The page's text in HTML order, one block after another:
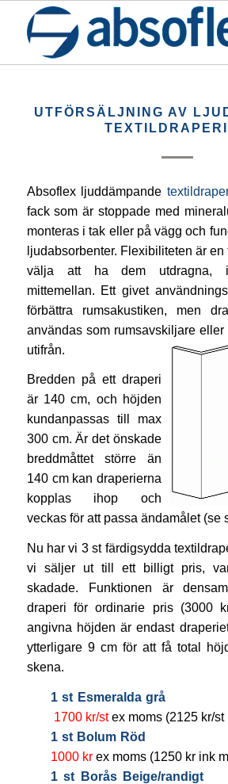
UTFÖRSÄLJNING AV
Absoflex ljuddämpande
fack som är stoppade med
monteras i tak eller på vägg och
ljudabsorbenter. Flexibiliteten är
välja att ha dem utdragna,
mittemellan. Ett givet
förbättra rumsakustiken, men
användas som rumsavskiljare
utifrån.
Bredden på ett draperi
är 140 cm, och höjden
kundanpassas till max
300 cm. Är det önskade
breddmåttet större än
140 cm kan draperierna
kopplas ihop och
veckas för att passa ändamålet (se
Nu har vi 3 st färdigsydda
vi säljer ut till ett billigt pris,
skadade. Funktionen är
draperi för ordinarie pris (3000
angivna höjden är endast
ytterligare 9 cm för att få total
skena.
1 st Esmeralda grå
1700 kr/stex moms (2125 kr/st
1 st Bolum Röd
1000 krex moms (1250 kr ink
1 st Borås Beige/randigt